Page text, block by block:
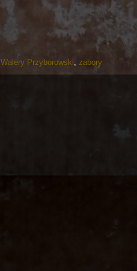
Walery Przyborowski, zabory